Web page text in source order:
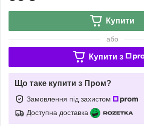
Купити
або
Купити з
Що таке купити з Пром?
Замовлення під захистом
Доступна доставка